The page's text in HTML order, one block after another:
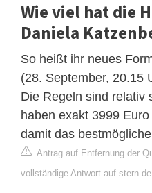
Wie viel hat die
Daniela
So heißt ihr neues
(28. September, 20.15
Die Regeln sind relativ
haben exakt 3999
damit das
Antrag auf Entfernung der
vollständige Antwort auf